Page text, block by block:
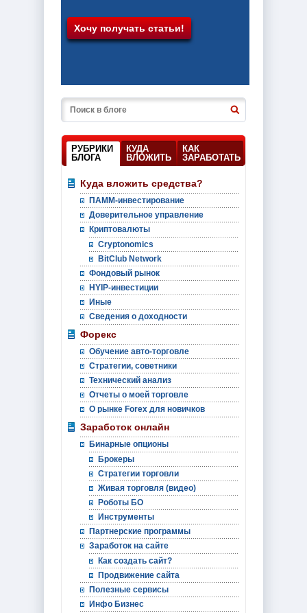
РУБРИКИ
БЛОГА
КУДА
ВЛОЖИТЬ
КАК
ЗАРАБОТАТЬ
Куда вложить средства?
ПАММ-инвестирование
Доверительное управление
Криптовалюты
Cryptonomics
BitClub Network
Фондовый рынок
HYIP-инвестиции
Иные
Сведения о доходности
Форекс
Обучение авто-торговле
Стратегии, советники
Технический анализ
Отчеты о моей торговле
О рынке Forex для новичков
Заработок онлайн
Бинарные опционы
Брокеры
Стратегии торговли
Живая торговля (видео)
Роботы БО
Инструменты
Партнерские программы
Заработок на сайте
Как создать сайт?
Продвижение сайта
Полезные сервисы
Инфо Бизнес